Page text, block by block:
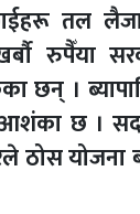
तल
रुपैँया
छन् ।
छ ।
ठोस योजना